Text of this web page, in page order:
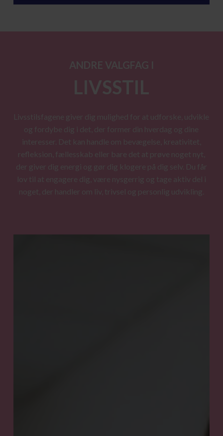
ANDRE VALGFAG I
LIVSSTIL
Livsstilsfagene giver dig mulighed for at udforske, udvikle
og fordybe dig i det, der former din hverdag og dine
interesser. Det kan handle om bevægelse, kreativitet,
refleksion, fællesskab eller bare det at prøve noget nyt,
der giver dig energi og gør dig klogere på dig selv. Du får
lov til at engagere dig, være nysgerrig og tage aktiv del i
noget, der handler om liv, trivsel og personlig udvikling.